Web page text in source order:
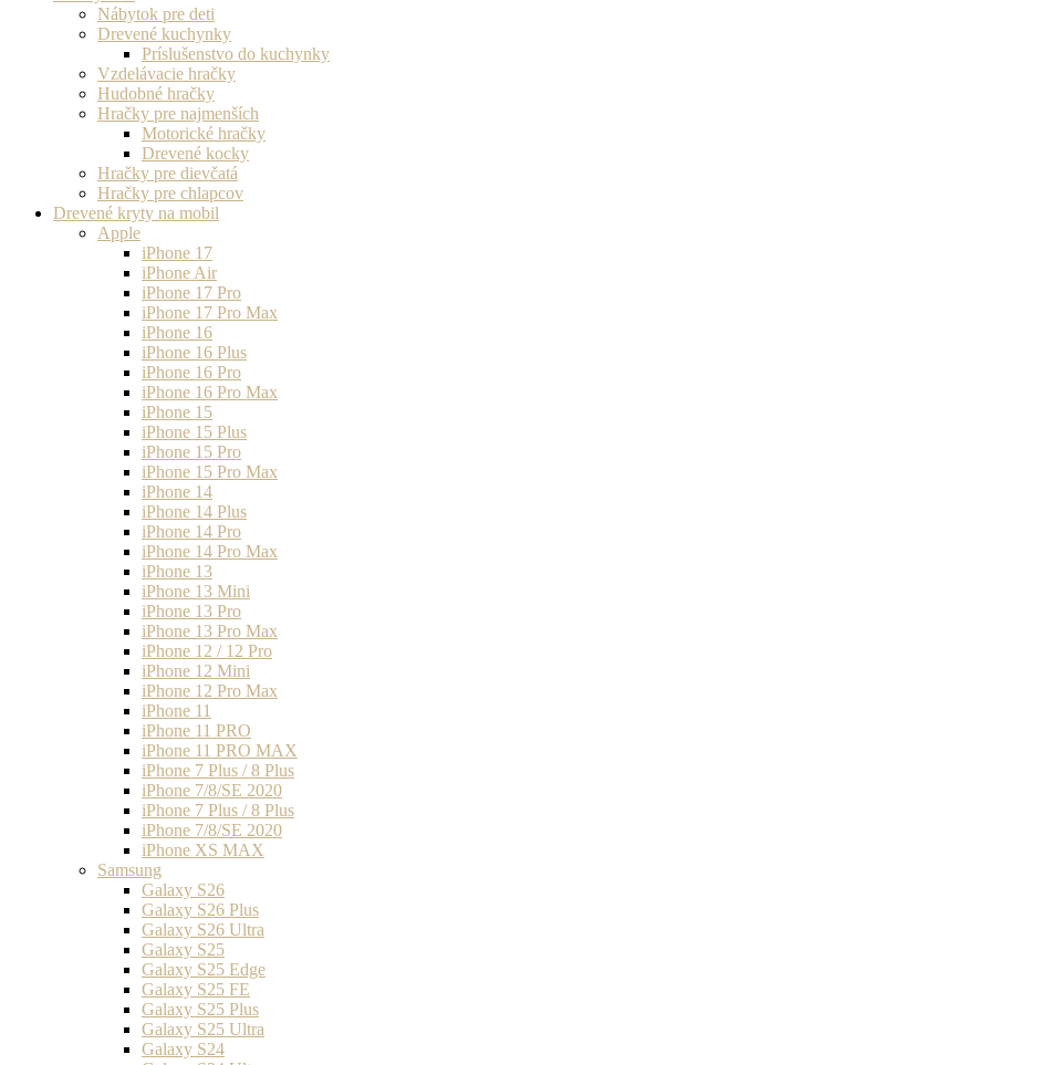
Nábytok pre deti
Drevené kuchynky
Príslušenstvo do kuchynky
Vzdelávacie hračky
Hudobné hračky
Hračky pre najmenších
Motorické hračky
Drevené kocky
Hračky pre dievčatá
Hračky pre chlapcov
Drevené kryty na mobil
Apple
iPhone 17
iPhone Air
iPhone 17 Pro
iPhone 17 Pro Max
iPhone 16
iPhone 16 Plus
iPhone 16 Pro
iPhone 16 Pro Max
iPhone 15
iPhone 15 Plus
iPhone 15 Pro
iPhone 15 Pro Max
iPhone 14
iPhone 14 Plus
iPhone 14 Pro
iPhone 14 Pro Max
iPhone 13
iPhone 13 Mini
iPhone 13 Pro
iPhone 13 Pro Max
iPhone 12 / 12 Pro
iPhone 12 Mini
iPhone 12 Pro Max
iPhone 11
iPhone 11 PRO
iPhone 11 PRO MAX
iPhone 7 Plus / 8 Plus
iPhone 7/8/SE 2020
iPhone 7 Plus / 8 Plus
iPhone 7/8/SE 2020
iPhone XS MAX
Samsung
Galaxy S26
Galaxy S26 Plus
Galaxy S26 Ultra
Galaxy S25
Galaxy S25 Edge
Galaxy S25 FE
Galaxy S25 Plus
Galaxy S25 Ultra
Galaxy S24